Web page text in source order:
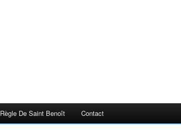
Règle De Saint Benoît Contact